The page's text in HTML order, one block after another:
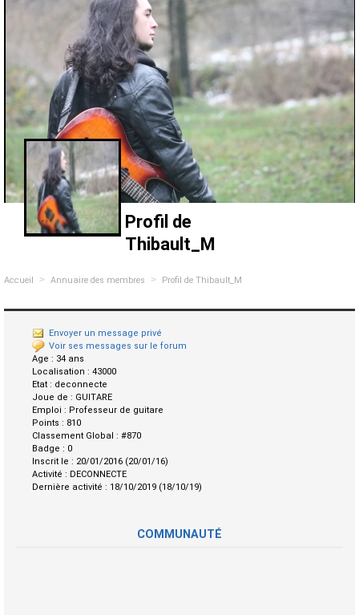
Profil de
Thibault_M
Accueil > Annuaire des membres > Profil de Thibault_M
Envoyer un message privé
Voir ses messages sur le forum
Age : 34 ans
Localisation : 43000
Etat : deconnecte
Joue de : GUITARE
Emploi : Professeur de guitare
Points : 810
Classement Global : #870
Badge : 0
Inscrit le : 20/01/2016 (20/01/16)
Activité : DECONNECTE
Dernière activité : 18/10/2019 (18/10/19)
COMMUNAUTÉ